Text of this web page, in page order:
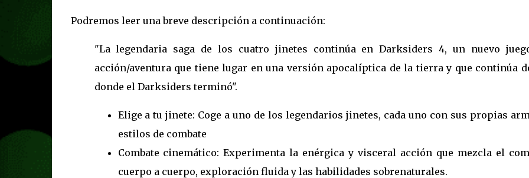
Podremos leer una breve descripción a continuación:
"La legendaria saga de los cuatro jinetes continúa en Darksiders 4, un nuevo
acción/aventura que tiene lugar en una versión apocalíptica de la tierra y que continúa
donde el Darksiders terminó".
Elige a tu jinete: Coge a uno de los legendarios jinetes, cada uno con sus propias
estilos de combate
Combate cinemático: Experimenta la enérgica y visceral acción que mezcla el
cuerpo a cuerpo, exploración fluida y las habilidades sobrenaturales.